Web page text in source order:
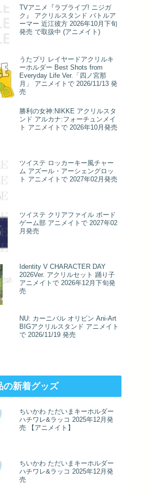
TVアニメ『ラブライブ! ニジガ
ク』 アクリルスタンド バトルア
ーマー 近江彼方 2026年10月下旬
発売 で取扱中 (アニメイト)
うたプリ レイヤードアクリルキ
ーホルダー Best Shots from
Everyday Life Ver.「四ノ宮那
月」 アニメイトで 2026/11/13 発
売
勝利の女神:NIKKE アクリルスタ
ンド アルカナ:フォーチュンメイ
ト アニメイトで 2026年10月発売
ツイステ ロッカーキー風チャー
ム アズール・アーシェングロッ
ト アニメイトで 2027年02月発売
ツイステ クリアファイル ボード
ゲーム部 アニメイトで 2027年02
月発売
Identity V CHARACTER DAY
2026Ver. アクリルセット 踊り子
アニメイトで 2026年12月下旬発
売
NU: カーニバル オリビン Ani-Art
BIGアクリルスタンド アニメイト
で 2026/11/19 発売
の新着グッズ
ちいかわ ただいまキーホルダー
ハチワレ&ラッコ 2025年12月発
売 【アニメイト】
ちいかわ ただいまキーホルダー
ハチワレ&ラッコ 2025年12月発
売